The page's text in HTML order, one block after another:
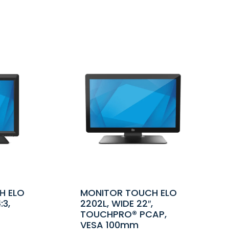
ELO
MONITOR TOUCH ELO
2202L, WIDE 22″,
TOUCHPRO® PCAP,
VESA 100mm